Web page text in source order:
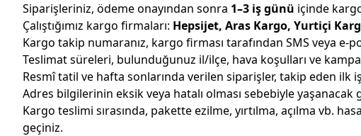
Siparişleriniz, ödeme onayından sonra 1–3 iş günü içinde
Çalıştığımız kargo firmaları: Hepsijet, Aras Kargo, Yurtiçi
Kargo takip numaranız, kargo firması tarafından SMS veya e-
Teslimat süreleri, bulunduğunuz il/ilçe, hava koşulları ve
Resmî tatil ve hafta sonlarında verilen siparişler, takip eden ilk
Adres bilgilerinin eksik veya hatalı olması sebebiyle
Kargo teslimi sırasında, pakette ezilme, yırtılma, açılma vb.
geçiniz.